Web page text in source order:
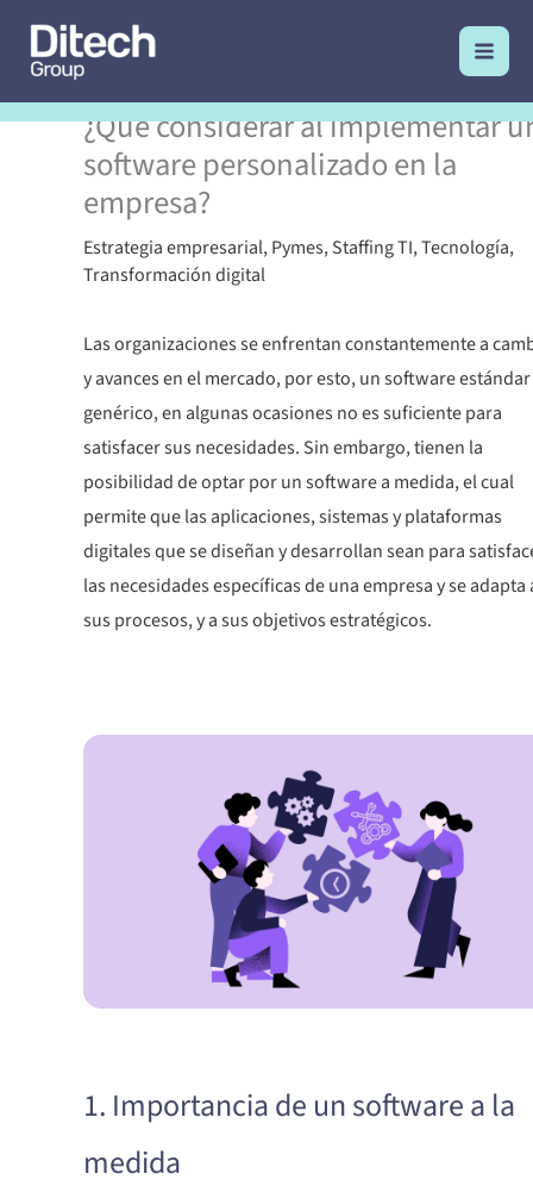
contenido
¿Qué considerar al implementar
software personalizado en la
empresa?
Estrategia empresarial,Pymes,Staffing TI,Tecnología,
Transformación digital
Las organizaciones se enfrentan constantemente a
y avances en el mercado, por esto, un software
genérico, en algunas ocasiones no es suficiente para
satisfacer sus necesidades. Sin embargo, tienen la
posibilidad de optar por un software a medida, el cual
permite que las aplicaciones, sistemas y plataformas
digitales que se diseñan y desarrollan sean para
las necesidades específicas de una empresa y se adapta
sus procesos, y a sus objetivos estratégicos.
1. Importancia de un software a la
medida